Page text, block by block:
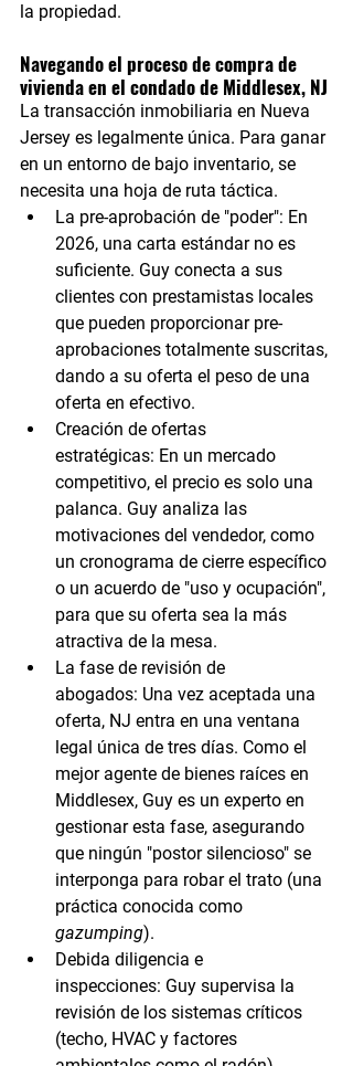
la propiedad.
Navegando el proceso de compra de
vivienda en el condado de Middlesex, NJ
La transacción inmobiliaria en Nueva
Jersey es legalmente única. Para ganar
en un entorno de bajo inventario, se
necesita una hoja de ruta táctica.
La pre-aprobación de "poder": En
2026, una carta estándar no es
suficiente. Guy conecta a sus
clientes con prestamistas locales
que pueden proporcionar pre-
aprobaciones totalmente suscritas,
dando a su oferta el peso de una
oferta en efectivo.
Creación de ofertas
estratégicas: En un mercado
competitivo, el precio es solo una
palanca. Guy analiza las
motivaciones del vendedor, como
un cronograma de cierre específico
o un acuerdo de "uso y ocupación",
para que su oferta sea la más
atractiva de la mesa.
La fase de revisión de
abogados: Una vez aceptada una
oferta, NJ entra en una ventana
legal única de tres días. Como el
mejor agente de bienes raíces en
Middlesex, Guy es un experto en
gestionar esta fase, asegurando
que ningún "postor silencioso" se
interponga para robar el trato (una
práctica conocida como
gazumping).
Debida diligencia e
inspecciones: Guy supervisa la
revisión de los sistemas críticos
(techo, HVAC y factores